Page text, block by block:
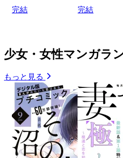
完結 完結
少女・女性マンガラ
もっと見る